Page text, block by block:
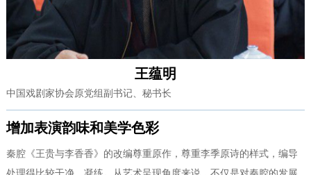
王蕴明
中国戏剧家协会原党组副书记、秘书长
增加表演韵味和美学色彩
秦腔《王贵与李香香》的改编尊重原作，尊重李季原诗的样式，编导